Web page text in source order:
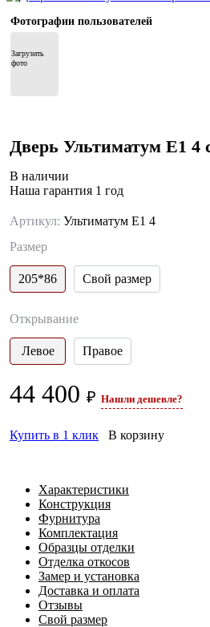
Фотографии пользователей
Загрузить
фото
Дверь Ультиматум Е1 4
В наличии
Наша гарантия 1 год
Артикул: Ультиматум Е1 4
Размер
205*86 Свой размер
Открывание
Левое Правое
44 400 ₽ Нашли дешевле?
Купить в 1 клик В корзину
Характеристики
Конструкция
Фурнитура
Комплектация
Образцы отделки
Отделка откосов
Замер и установка
Доставка и оплата
Отзывы
Свой размер